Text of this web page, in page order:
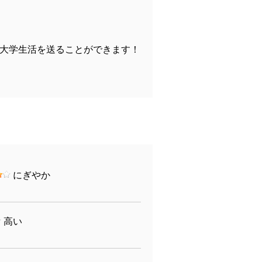
学生活を送ることができます！
にぎやか
高い